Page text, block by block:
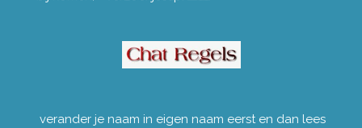
verander je naam in eigen naam eerst en dan lees